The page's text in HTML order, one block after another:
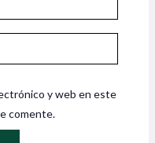
y web en este
comente.